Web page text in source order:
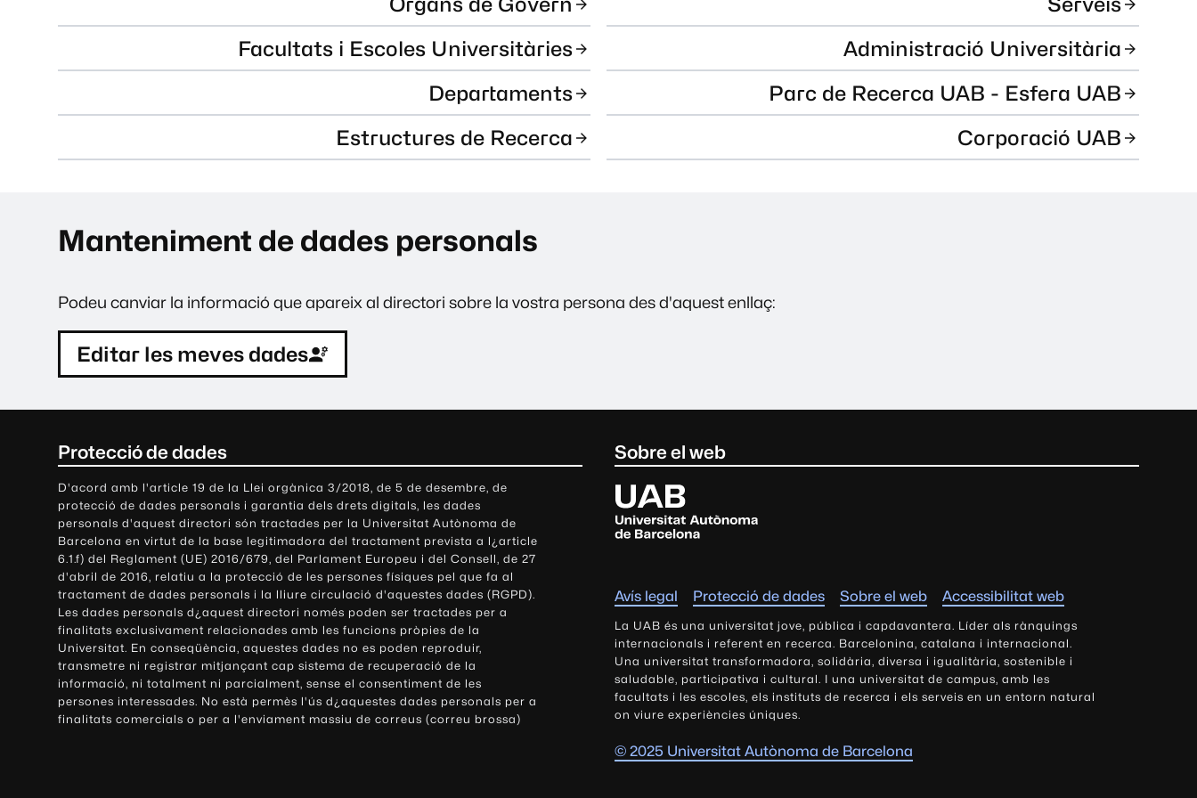
Facultats i Escoles Universitàries
Departaments
Estructures de Recerca
Administració Universitària
Parc de Recerca UAB - Esfera UAB
Corporació UAB
Manteniment de dades personals
Podeu canviar la informació que apareix al directori sobre la vostra persona des d'aquest enllaç:
Editar les meves dades
Protecció de dades
D'acord amb l'article 19 de la Llei orgànica 3/2018, de 5 de desembre, de
protecció de dades personals i garantia dels drets digitals, les dades
personals d'aquest directori són tractades per la Universitat Autònoma de
Barcelona en virtut de la base legitimadora del tractament prevista a l¿article
6.1.f) del Reglament (UE) 2016/679, del Parlament Europeu i del Consell, de 27
d'abril de 2016, relatiu a la protecció de les persones físiques pel que fa al
tractament de dades personals i la lliure circulació d'aquestes dades (RGPD).
Les dades personals d¿aquest directori només poden ser tractades per a
finalitats exclusivament relacionades amb les funcions pròpies de la
Universitat. En conseqüència, aquestes dades no es poden reproduir,
transmetre ni registrar mitjançant cap sistema de recuperació de la
informació, ni totalment ni parcialment, sense el consentiment de les
persones interessades. No està permès l'ús d¿aquestes dades personals per a
finalitats comercials o per a l'enviament massiu de correus (correu brossa)
Sobre el web
U
n
i
s
i
t
a
t
A
u
t
ò
Avís legal Protecció de dades Sobre el web Accessibilitat web
La UAB és una universitat jove, pública i capdavantera. Líder als rànquings
internacionals i referent en recerca. Barcelonina, catalana i internacional.
Una universitat transformadora, solidària, diversa i igualitària, sostenible i
saludable, participativa i cultural. I una universitat de campus, amb les
facultats i les escoles, els instituts de recerca i els serveis en un entorn natural
on viure experiències úniques.
© 2025 Universitat Autònoma de Barcelona